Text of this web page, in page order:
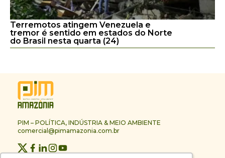
Terremotos atingem Venezuela e
tremor é sentido em estados do Norte
do Brasil nesta quarta (24)
PIM – POLÍTICA, INDÚSTRIA & MEIO AMBIENTE
comercial@pimamazonia.com.br